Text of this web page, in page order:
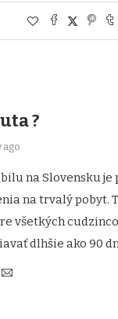
?
ago
na Slovensku je
na trvalý pobyt.
všetkých
dlhšie ako 90